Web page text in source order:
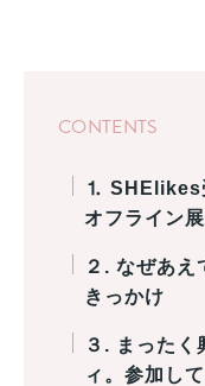
CONTENTS
⒈ SHElikes
オフライン
２. なぜあえ
きっかけ
３. まったく
ィ。参加し